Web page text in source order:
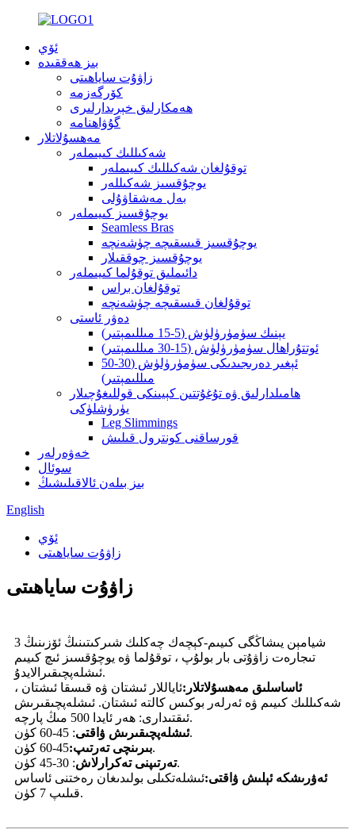
ئۆي
بىز ھەققىدە
زاۋۇت ساياھىتى
كۆرگەزمە
ھەمكارلىق خېرىدارلىرى
گۇۋاھنامە
مەھسۇلاتلار
شەكىللىك كىيىملەر
توقۇلغان شەكىللىك كىيىملەر
يوچۇقسىز شەكىللەر
بەل مەشقاۋۇلى
يوچۇقسىز كىيىملەر
Seamless Bras
يوچۇقسىز قىسقىچە چۈشەنچە
يوچۇقسىز چوققىلار
دائىملىق توقۇلما كىيىملەر
توقۇلغان براس
توقۇلغان قىسقىچە چۈشەنچە
دەۋر ئاستى
يېنىك سۈمۈرۈلۈش (5-15 مىللىمېتىر)
ئوتتۇراھال سۈمۈرۈلۈش (15-30 مىللىمېتىر)
ئېغىر دەرىجىدىكى سۈمۈرۈلۈش (30-50
مىللىمېتىر)
ھامىلدارلىق ۋە تۇغۇتتىن كېيىنكى قوللىغۇچىلار
يۈرۈشلۈكى
Leg Slimmings
قورساقنى كونترول قىلىش
خەۋەرلەر
سوئال
بىز بىلەن ئالاقىلىشىڭ
English
ئۆي
زاۋۇت ساياھىتى
زاۋۇت ساياھىتى
شيامېن يىشاڭگى كىيىم-كېچەك چەكلىك شىركىتىنىڭ ئۆزىنىڭ 3
تىجارەت زاۋۇتى بار بولۇپ ، توقۇلما ۋە يوچۇقسىز ئىچ كىيىم
ئىشلەپچىقىرالايدۇ.
ئاساسلىق مەھسۇلاتلار:ئاياللار ئىشتان ۋە قىسقا ئىشتان ،
شەكىللىك كىيىم ۋە ئەرلەر بوكىس كالتە ئىشتان. ئىشلەپچىقىرىش
ئىقتىدارى: ھەر ئايدا 500 مىڭ پارچە.
ئىشلەپچىقىرىش ۋاقتى: 45-60 كۈن.
بىرىنچى تەرتىپ:45-60 كۈن.
تەرتىپنى تەكرارلاش: 30-45 كۈن.
ئەۋرىشكە ئېلىش ۋاقتى:ئىشلەتكىلى بولىدىغان رەختنى ئاساس
قىلىپ 7 كۈن.